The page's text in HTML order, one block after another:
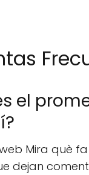
el
Mira què
dejan